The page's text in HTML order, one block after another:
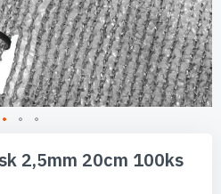
2,5mm 20cm 100ks